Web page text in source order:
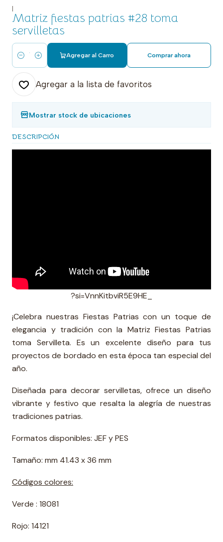
|
Matriz fiestas patrias #28 toma
servilletas
Cantidad
Agregar al Carro Comprar ahora
Agregar a la lista de favoritos
Mostrar stock de ubicaciones
DESCRIPCIÓN
?si=VnnKitbviR5E9HE_
¡Celebra nuestras Fiestas Patrias con un toque de
elegancia y tradición con la Matriz Fiestas Patrias
toma Servilleta. Es un excelente diseño para tus
proyectos de bordado en esta época tan especial del
año.
Diseñada para decorar servilletas, ofrece un diseño
vibrante y festivo que resalta la alegría de nuestras
tradiciones patrias.
Formatos disponibles: JEF y PES
Tamaño: mm 41.43 x 36 mm
Códigos colores:
Verde : 18081
Rojo: 14121